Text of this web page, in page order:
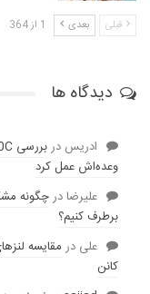
قبلی بعدی 1 از 364
دیدگاه ها
ادریس در
وعده‌‌اش عمل کرد
عليرضادرچگونه
برطرف کنیم؟
علی در
کانن